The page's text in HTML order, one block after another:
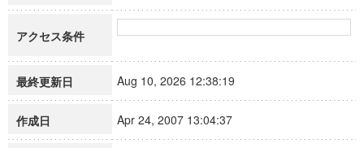
アクセス条件
最終更新日 Aug 10, 2026 12:38:19
作成日 Apr 24, 2007 13:04:37